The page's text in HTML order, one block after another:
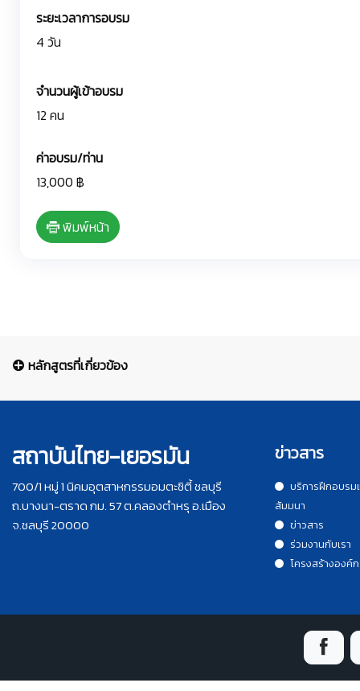
ระยะเวลาการอบรม
4 วัน
จำนวนผู้เข้าอบรม
12 คน
ค่าอบรม/ท่าน
13,000 ฿
พิมพ์หน้า
หลักสูตรที่เกี่ยวข้อง
สถาบันไทย-เยอรมัน
700/1 หมู่ 1 นิคมอุตสาหกรรมอมตะซิตี้ ชลบุรี
ถ.บางนา-ตราด กม. 57 ต.คลองตำหรุ อ.เมือง
จ.ชลบุรี 20000
ข่าวสาร
บริการฝึกอบรม
สัมมนา
ข่าวสาร
ร่วมงานกับเรา
โครงสร้างองค์